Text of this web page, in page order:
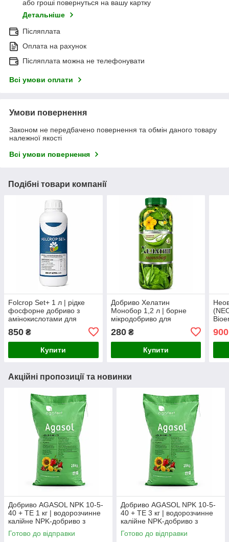
або гроші повернуться на вашу картку
Детальніше
Післяплата
Оплата на рахунок
Післяплата можна не телефонувати
Всі умови оплати
Умови повернення
Законом не передбачено повернення та обмін даного товару
належної якості
Всі умови повернення
Подібні товари компанії
Folcrop Set+ 1 л | рідке
фосфорне добриво з
амінокислотами для
зав'язування плодів
850 ₴
Купити
Добриво Хелатин
Монобор 1,2 л | борне
мікродобриво для
підвищення врожайності
280₴
Купити
900
Акційні пропозиції та новинки
Добриво AGASOL NPK 10-5-
40 + TE 1 кг | водорозчинне
калійне NPK-добриво з
мікроелементами (фасоване
з мішка)
Готово до відправки
Добриво AGASOL NPK 10-5-
40 + TE 3 кг | водорозчинне
калійне NPK-добриво з
мікроелементами (фасоване
з мішка)
Готово до відправки